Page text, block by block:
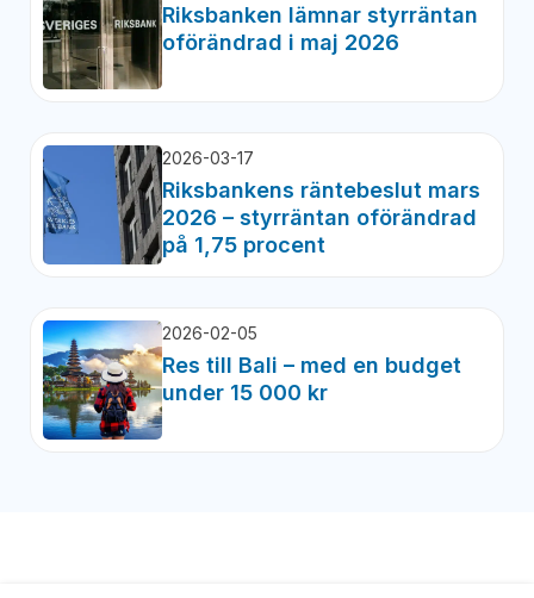
Riksbanken lämnar styrräntan
oförändrad i maj 2026
2026-03-17
Riksbankens räntebeslut mars
2026 – styrräntan oförändrad
på 1,75 procent
2026-02-05
Res till Bali – med en budget
under 15 000 kr